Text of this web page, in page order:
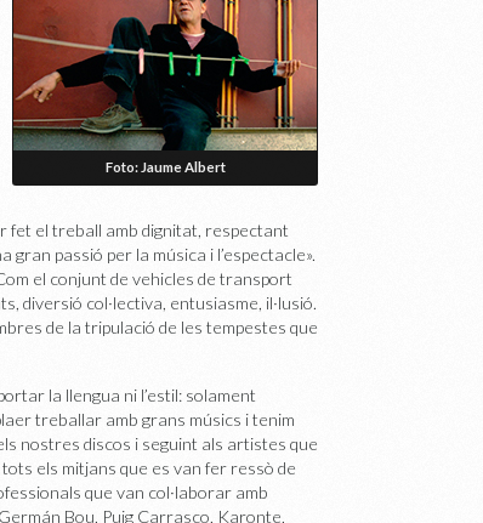
Foto: Jaume Albert
fet el treball amb dignitat, respectant
gran passió per la música i l’espectacle».
el conjunt de vehicles de transport
diversió col·lectiva, entusiasme, il·lusió.
de la tripulació de les tempestes que
la llengua ni l’estil: solament
treballar amb grans músics i tenim
nostres discos i seguint als artistes que
els mitjans que es van fer ressò de
que van col·laborar amb
Bou, Puig Carrasco, Karonte,